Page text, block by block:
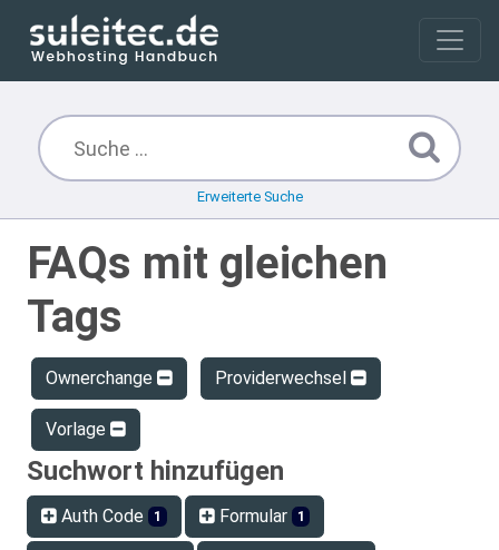
Erweiterte Suche
FAQs mit gleichen
Tags
Ownerchange Providerwechsel
Vorlage
Suchwort hinzufügen
Auth Code 1 Formular 1